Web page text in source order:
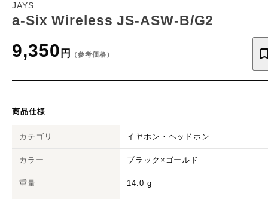
JAYS
a-Six Wireless JS-ASW-B/G2
9,350 円 （参考価格）
商品仕様
カテゴリ イヤホン・ヘッドホン
カラー ブラック×ゴールド
重量 14.0 g